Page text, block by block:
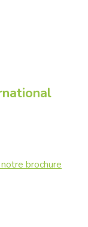
brochure